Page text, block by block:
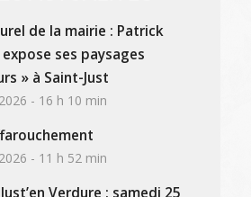
de la mairie : Patrick
ses paysages
» à Saint-Just
- 16 h 10 min
- 11 h 52 min
Verdure : samedi 25